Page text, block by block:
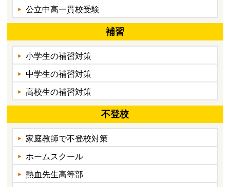
公立中高一貫校受験
補習
小学生の補習対策
中学生の補習対策
高校生の補習対策
不登校
家庭教師で不登校対策
ホームスクール
熱血先生高等部